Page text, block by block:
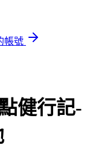
帳號
健行記-